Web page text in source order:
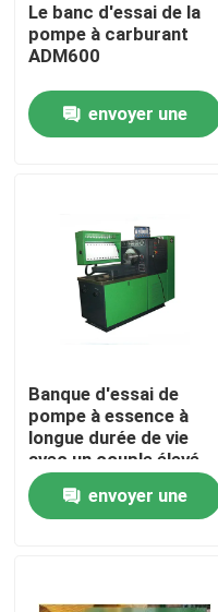
Produits
Au sujet de nous
Contrôle de qualité
Contactez-nous
Nouvelles
Cas
Équipement de test
Le banc d'essai de la
pompe à carburant
ADM600
envoyer une
Banque d'essai de
pompe à essence à
longue durée de vie
avec un couple élevé
et une puissance de
11 kW envoyer une